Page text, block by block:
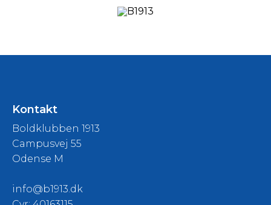
Kontakt
Boldklubben 1913
Campusvej 55
Odense M
info@b1913.dk